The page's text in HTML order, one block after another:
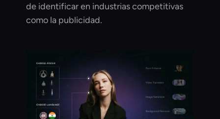
de identificar en industrias competitivas
como la publicidad.